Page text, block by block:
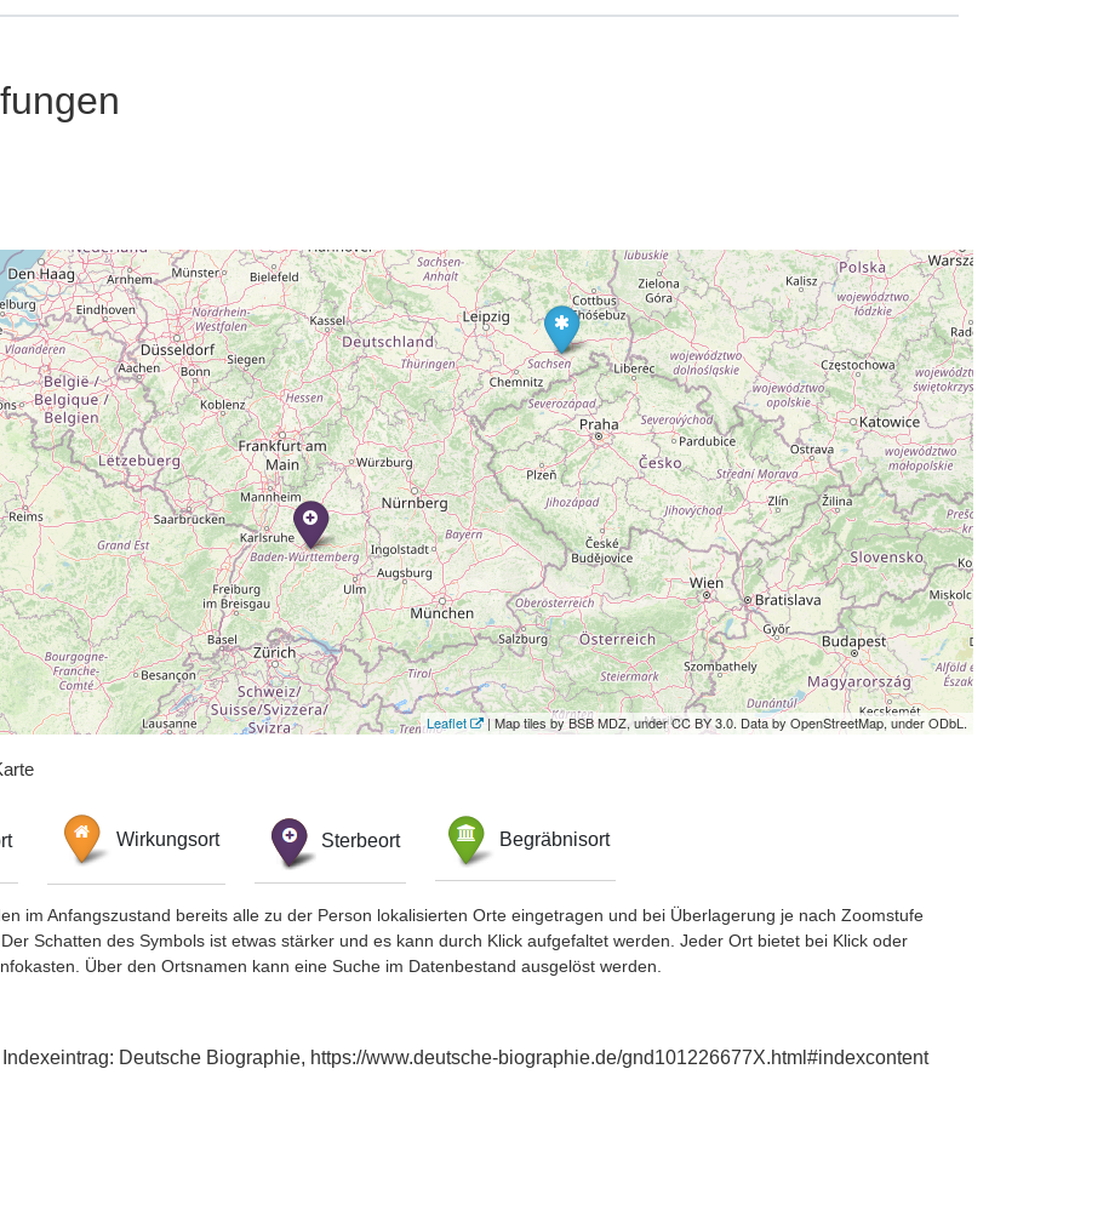
Leaflet | Map tiles by BSB MDZ, under CC BY 3.0. Data by OpenStreetMap, under ODbL.
Wirkungsort Sterbeort Begräbnisort
im Anfangszustand bereits alle zu der Person lokalisierten Orte eingetragen und bei Überlagerung je nach Zoomstufe
Schatten des Symbols ist etwas stärker und es kann durch Klick aufgefaltet werden. Jeder Ort bietet bei Klick oder
Über den Ortsnamen kann eine Suche im Datenbestand ausgelöst werden.
Deutsche Biographie, https://www.deutsche-biographie.de/gnd101226677X.html#indexcontent